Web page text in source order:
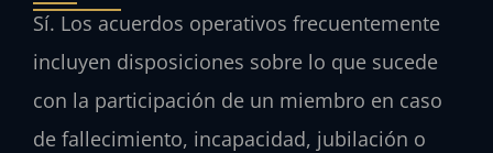
Sí. Los acuerdos operativos frecuentemente
incluyen disposiciones sobre lo que sucede
con la participación de un miembro en caso
de fallecimiento, incapacidad, jubilación o